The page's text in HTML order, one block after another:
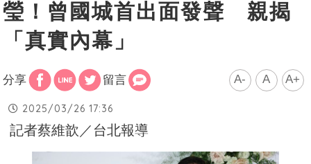
瑩！曾國城首出面發聲 親揭
「真實內幕」
分享 留言 A- A A+
2025/03/26 17:36
記者蔡維歆／台北報導